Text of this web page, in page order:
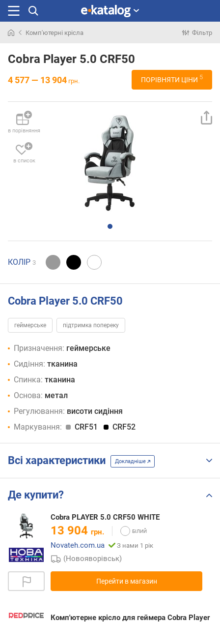
раніше
Комп'ютерні крісла Фільтр
Cobra Player 5.0 CRF50
4 577 — 13 904 грн. ПОРІВНЯТИ ЦІНИ 5
в порівняння
в список
КОЛІР 3
Cobra Player 5.0 CRF50
геймерське підтримка попереку
Призначення: геймерське
Сидіння: тканина
Спинка: тканина
Основа: метал
Регулювання: висоти сидіння
Маркування:
CRF51 CRF52
Всі характеристики Докладніше
Де купити?
Cobra PLAYER 5.0 CRF50 WHITE
13 904 грн.
Novateh.com.ua
З нами 1 рік
(Новояворівськ)
Перейти в магазин
Комп'ютерне крісло для геймера Cobra Player